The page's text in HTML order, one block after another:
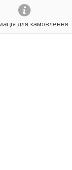
для замовлення